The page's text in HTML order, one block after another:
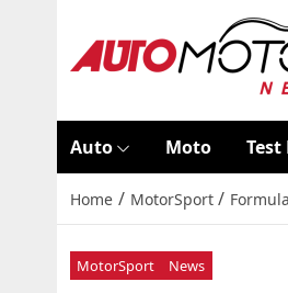
Auto Moto Test
Home / MotorSport /
MotorSport News